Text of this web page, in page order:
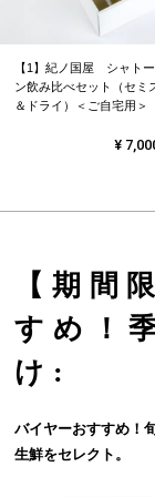
【1】紀ノ国屋 シャト
ン飲み比べセット（セミ
＆ドライ）＜ご自宅用＞
¥
【期間
すめ！
け:
バイヤーおすすめ！
生鮮をセレクト。